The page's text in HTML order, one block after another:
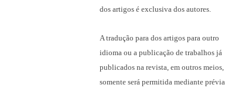
dos artigos é exclusiva dos autores.
A tradução para dos artigos para outro
idioma ou a publicação de trabalhos já
publicados na revista, em outros meios,
somente será permitida mediante prévia